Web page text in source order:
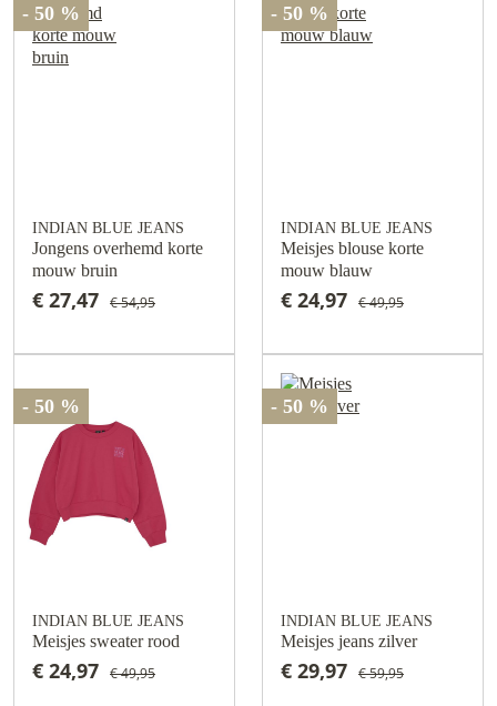
- 50 %
INDIAN BLUE JEANS
Jongens overhemd korte
mouw bruin
€ 27,47 € 54,95
- 50 %
INDIAN BLUE JEANS
Meisjes blouse korte
mouw blauw
€ 24,97 € 49,95
- 50 %
INDIAN BLUE JEANS
Meisjes sweater rood
€ 24,97 € 49,95
- 50 %
INDIAN BLUE JEANS
Meisjes jeans zilver
€ 29,97 € 59,95